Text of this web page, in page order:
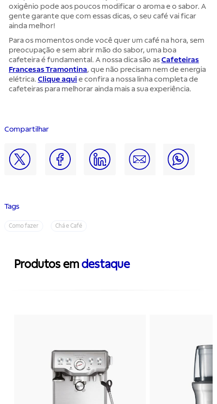
Compartilhar
Tags
Como fazer Chá e Café
oxigênio pode aos poucos modificar o aroma e o sabor. A
gente garante que com essas dicas, o seu café vai ficar
ainda melhor!
Para os momentos onde você quer um café na hora, sem
preocupação e sem abrir mão do sabor, uma boa
cafeteira é fundamental. A nossa dica são asCafeteiras
Francesas Tramontina, que não precisam nem de energia
elétrica. Clique aqui e confira a nossa linha completa de
cafeteiras para melhorar ainda mais a sua experiência.
Produtos em destaque